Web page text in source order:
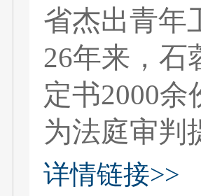
省杰出青年
26年来，石
定书2000
为法庭审判
详情链接>>